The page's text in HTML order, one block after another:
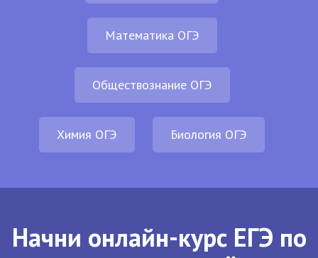
Математика ОГЭ
Обществознание ОГЭ
Химия ОГЭ Биология ОГЭ
Начни онлайн-курс ЕГЭ по